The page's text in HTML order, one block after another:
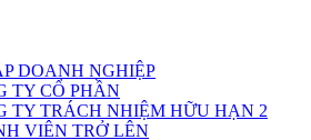
DOANH NGHIỆP
TY CỔ PHẦN
TY TRÁCH NHIỆM HỮU HẠN 2
VIÊN TRỞ LÊN